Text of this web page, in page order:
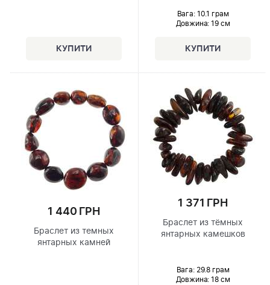
Вага: 10.1 грам
Довжина: 19 см
1 440 ГРН
Браслет из темных
янтарных камней
1 371 ГРН
Браслет из тёмных
янтарных камешков
Вага: 29.8 грам
Довжина: 18 см